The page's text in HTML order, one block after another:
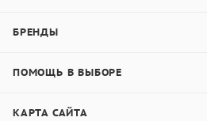
БРЕНДЫ
ПОМОЩЬ В ВЫБОРЕ
КАРТА САЙТА